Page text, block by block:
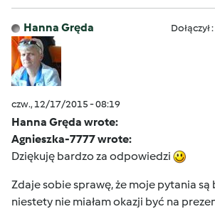
Hanna Gręda Dołączył
czw., 12/17/2015 - 08:19
Hanna Gręda wrote:
Agnieszka-7777 wrote:
Dziękuję bardzo za odpowiedzi
Zdaje sobie sprawę, że moje pytania są
niestety nie miałam okazji być na